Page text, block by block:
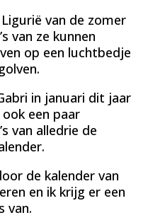
van de zomer
van ze kunnen
op een luchtbedje
in januari dit jaar
een paar
van alledrie de
de kalender van
en ik krijg er een
van.